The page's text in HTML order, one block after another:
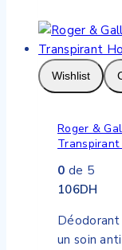
Wishlist
Roger &
Transpirant
0 de 5
106DH
un soin